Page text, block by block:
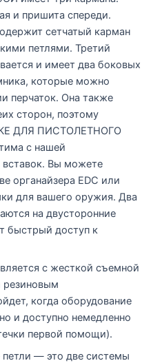
и пришита спереди.
сетчатый карман
петлями. Третий
и имеет два боковых
которые можно
перчаток. Она также
сторон, поэтому
ДЛЯ ПИСТОЛЕТНОГО
с нашей
вставок. Вы можете
органайзера EDC или
для вашего оружия. Два
на двусторонние
быстрый доступ к
с жесткой съемной
резиновым
когда оборудование
и доступно немедленно
первой помощи).
— это две системы